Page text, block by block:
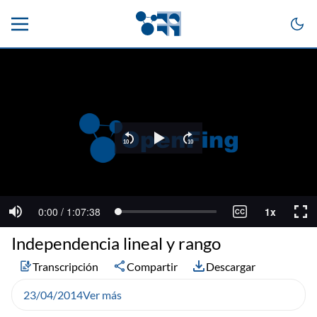
Independencia lineal y rango
Transcripción Compartir Descargar
23/04/2014Ver más